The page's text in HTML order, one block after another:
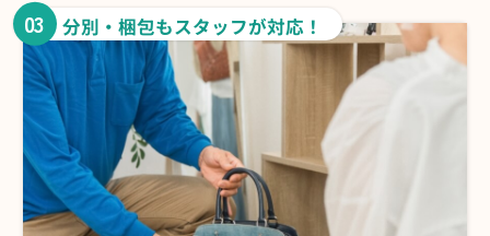
03 分別・梱包もスタッフが対応！